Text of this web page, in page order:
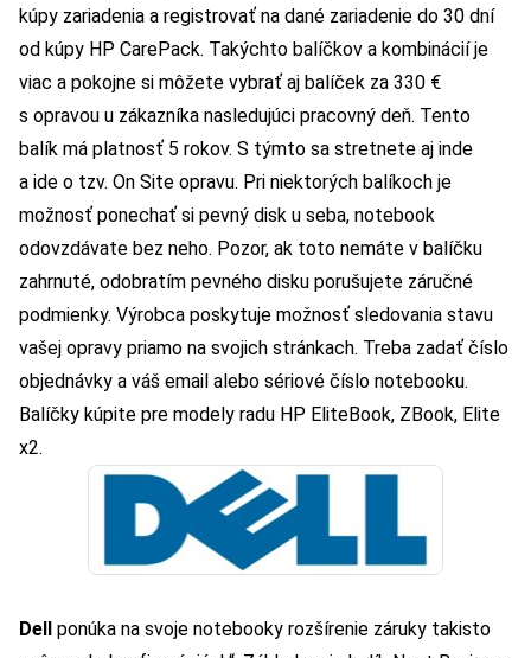
kúpy zariadenia a registrovať na dané zariadenie do 30 dní
od kúpy HP CarePack. Takýchto balíčkov a kombinácií je
viac a pokojne si môžete vybrať aj balíček za 330 €
s opravou u zákazníka nasledujúci pracovný deň. Tento
balík má platnosť 5 rokov. S týmto sa stretnete aj inde
a ide o tzv. On Site opravu. Pri niektorých balíkoch je
možnosť ponechať si pevný disk u seba, notebook
odovzdávate bez neho. Pozor, ak toto nemáte v balíčku
zahrnuté, odobratím pevného disku porušujete záručné
podmienky. Výrobca poskytuje možnosť sledovania stavu
vašej opravy priamo na svojich stránkach. Treba zadať číslo
objednávky a váš email alebo sériové číslo notebooku.
Balíčky kúpite pre modely radu HP EliteBook, ZBook, Elite
x2.
Dell ponúka na svoje notebooky rozšírenie záruky takisto